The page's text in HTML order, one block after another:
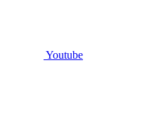
Youtube